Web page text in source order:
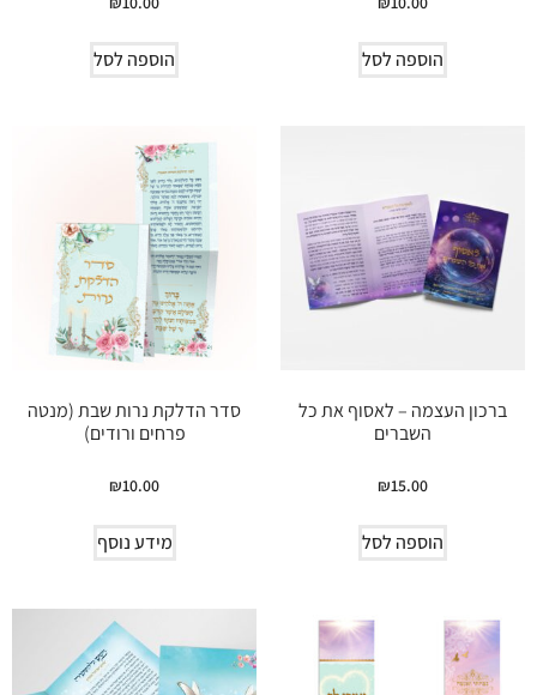
הוספה לסל הוספה לסל
ברכון העצמה – לאסוף את כל
השברים
₪15.00
הוספה לסל
סדר הדלקת נרות שבת (מנטה
פרחים ורודים)
₪10.00
מידע נוסף